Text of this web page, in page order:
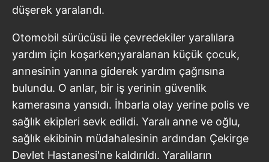
düşerek yaralandı.
Otomobil sürücüsü ile çevredekiler yaralılara
yardım için koşarken;yaralanan küçük çocuk,
annesinin yanına giderek yardım çağrısına
bulundu. O anlar, bir iş yerinin güvenlik
kamerasına yansıdı. İhbarla olay yerine polis ve
sağlık ekipleri sevk edildi. Yaralı anne ve oğlu,
sağlık ekibinin müdahalesinin ardından Çekirge
Devlet Hastanesi'ne kaldırıldı. Yaralıların